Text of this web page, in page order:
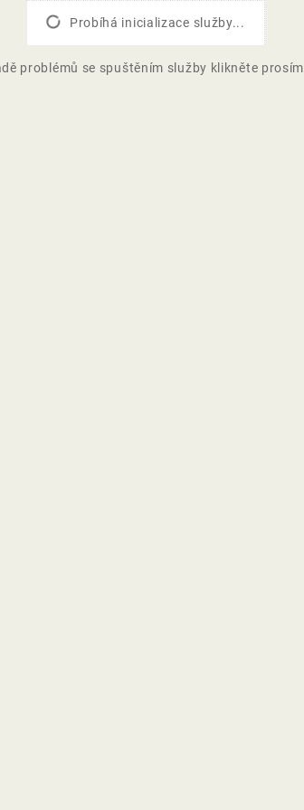
Probíhá inicializace služby...
problémů se spuštěním služby klikněte prosím